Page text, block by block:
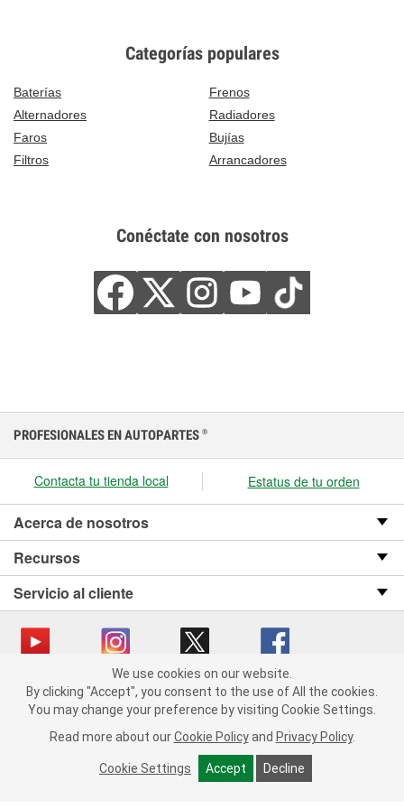
Categorías populares
Baterías
Frenos
Alternadores
Radiadores
Faros
Bujías
Filtros
Arrancadores
Conéctate con nosotros
We use cookies on our website. By clicking "Accept", you consent
to the use of All the cookies.
You may change your preference by visiting Cookie Settings.
Read more about our Cookie Policy and Privacy Policy.
Cookie Settings Accept Decline
PROFESIONALES EN AUTOPARTES ®
Contacta tu tienda local Estatus de tu orden
Acerca de nosotros
Recursos
Servicio al cliente
Copyright © 2008-2026 O’Reilly Auto Parts v OST_3.2.0.0.729 (3) cv1361
catalog_main
Política de privacidad
Ley de transparencia en las cadenas de suministro
We use cookies on our website.
By clicking "Accept", you consent to the use of All the cookies.
You may change your preference by visiting Cookie Settings.
Read more about our Cookie Policy and Privacy Policy.
Cookie Settings Accept Decline